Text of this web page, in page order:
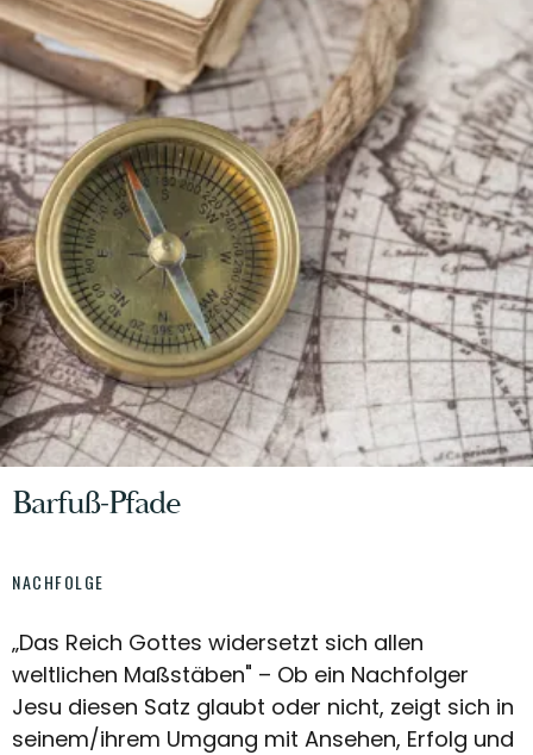
Barfuß-Pfade
NACHFOLGE
„Das Reich Gottes widersetzt sich allen
weltlichen Maßstäben" – Ob ein Nachfolger
Jesu diesen Satz glaubt oder nicht, zeigt sich in
seinem/ihrem Umgang mit Ansehen, Erfolg und